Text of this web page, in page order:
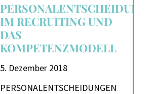
5. Dezember 2018
PERSONALENTSCHEIDUNGEN
IM RECRUITING UND
DAS
KOMPETENZMODELL
PERSONALENTSCHEIDUNGEN